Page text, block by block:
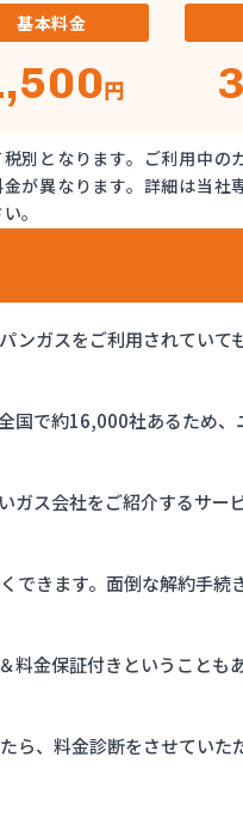
基本料金
円
別となります。ご利用中の
が異なります。詳細は当社
。
ンガスをご利用されていて
国で約16,000社あるため
ガス会社をご紹介するサー
できます。面倒な解約手続
金保証付きということも
ら、料金診断をさせていた